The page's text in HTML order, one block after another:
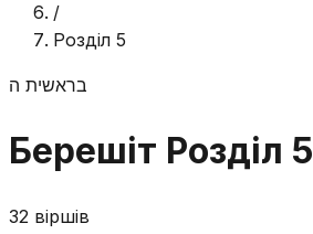
/
Розділ 5
בראשית ה
Берешіт Розділ 5
32 віршів